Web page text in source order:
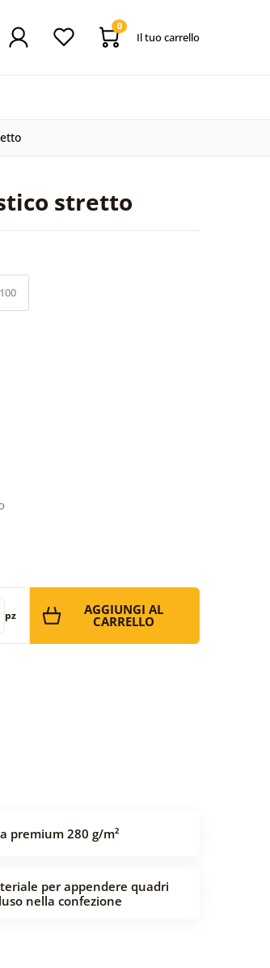
0
Il tuo carrello
stretto
pz AGGIUNGI AL
CARRELLO
premium 280 g/m²
per appendere quadri
nella confezione